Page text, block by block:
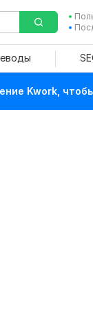
Kwork,